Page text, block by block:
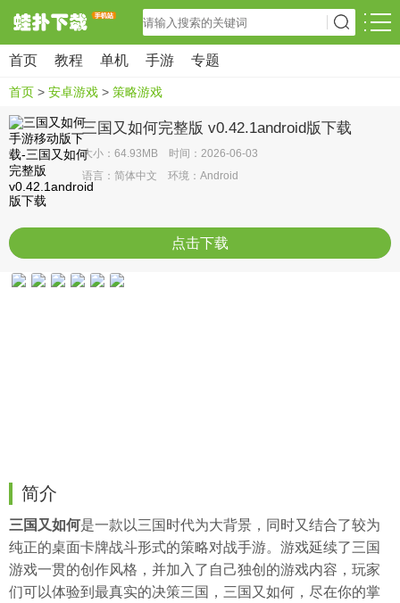
首页 教程 单机 手游 专题
首页 > 安卓游戏 > 策略游戏
三国又如何完整版 v0.42.1android版下载
大小：64.93MB 时间：2026-06-03
语言：简体中文 环境：Android
点击下载
简介
三国又如何是一款以三国时代为大背景，同时又结合了较为
纯正的桌面卡牌战斗形式的策略对战手游。游戏延续了三国
游戏一贯的创作风格，并加入了自己独创的游戏内容，玩家
们可以体验到最真实的决策三国，三国又如何，尽在你的掌